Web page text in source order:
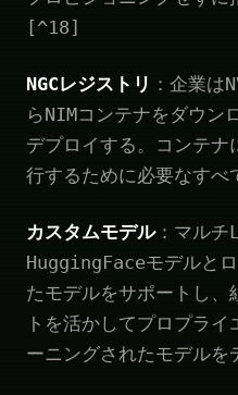
[^18]
NGCレジストリ ：企業は
らNIMコンテナをダウン
デプロイする。コンテナ
行するために必要なす
カスタムモデル：マルチ
HuggingFaceモデルと
たモデルをサポートし、
トを活かしてプロプラ
ーニングされたモデル